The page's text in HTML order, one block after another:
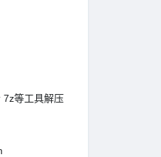
7z等工具解压